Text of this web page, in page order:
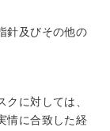
針及びその他の
に対しては、
情に合致した経